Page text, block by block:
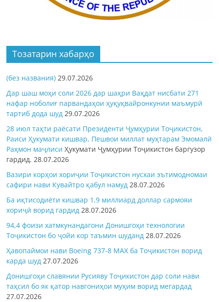
Тозатарин хабарҳо
(без названия) 29.07.2026
Дар шаш моҳи соли 2026 дар шаҳри Ваҳдат нисбати 271
нафар ноболиғ парвандаҳои ҳуқуқвайронкунии маъмурӣ
тартиб дода шуд 29.07.2026
28 июл таҳти раёсати Президенти Ҷумҳурии Тоҷикистон,
Раиси Ҳукумати кишвар, Пешвои миллат муҳтарам Эмомалӣ
Раҳмон маҷлисиҲукумати Ҷумҳурии Тоҷикистон баргузор
гардид.28.07.2026
Вазири корҳои хориҷии Тоҷикистон нусхаи эътимодномаи
сафири нави Кувайтро қабул намуд 28.07.2026
Ба иқтисодиёти кишвар 1,9 миллиард доллар сармояи
хориҷӣ ворид гардид 28.07.2026
94,4 фоизи хатмкунандагони Донишгоҳи технологии
Тоҷикистон бо ҷойи кор таъмин шуданд 28.07.2026
Ҳавопаймои нави Boeing 737-8 MAX ба Тоҷикистон ворид
карда шуд 27.07.2026
Донишгоҳи славянии Русияву Тоҷикистон дар соли нави
таҳсил бо як қатор навгониҳои муҳим ворид мегардад
27.07.2026